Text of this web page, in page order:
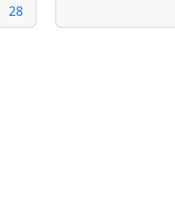
28